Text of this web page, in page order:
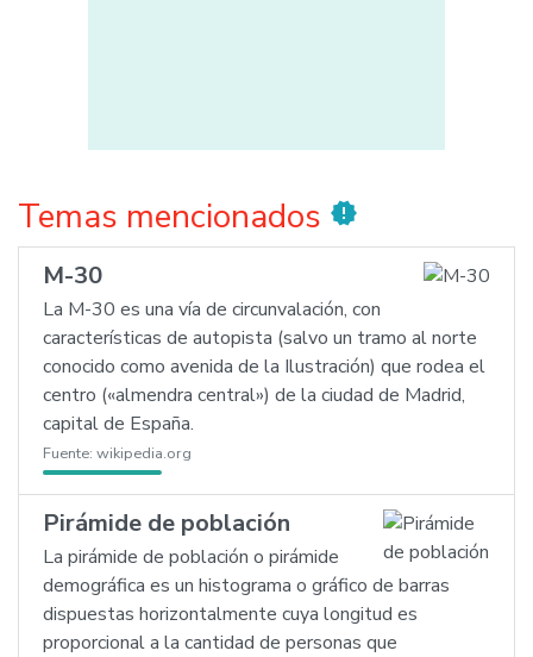
Temas mencionados new_releases
M-30
La M-30 es una vía de circunvalación, con
características de autopista (salvo un tramo al norte
conocido como avenida de la Ilustración) que rodea el
centro («almendra central») de la ciudad de Madrid,
capital de España.
Fuente: wikipedia.org
Pirámide de población
La pirámide de población o pirámide
demográfica es un histograma o gráfico de barras
dispuestas horizontalmente cuya longitud es
proporcional a la cantidad de personas que